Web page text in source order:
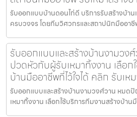
รับออกแบบบ้านดอนไก่ดี บริการรับสร้างบ้าน
ครบวงจร โดยทีมวิศวกรและสถาปนิกมืออาชี
รับออกแบบและสร้างบ้านงามวง
ปวดหัวกับผู้รับเหมาทิ้งงาน เลือก
บ้านมืออาชีพที่ไว้ใจได้ คลิก รับเห
รับออกแบบและสร้างบ้านงามวงศ์วาน หมด
เหมาทิ้งงาน เลือกใช้บริการทีมงานสร้างบ้าน